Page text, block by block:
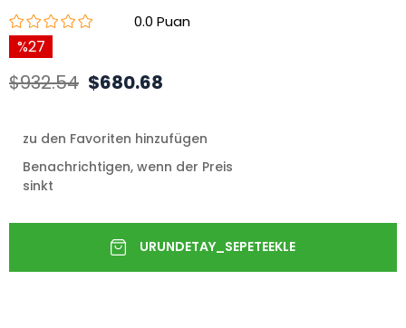
0.0
27
$932.54 $680.68
zu den Favoriten hinzufügen
Benachrichtigen, wenn der Preis
sinkt